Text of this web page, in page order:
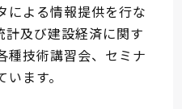
による情報提供を行な
計及び建設経済に関す
種技術講習会、セミナ
ます。